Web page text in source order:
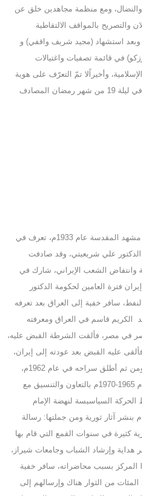
ومع منظمة مجاهدين خلق عن
والتصريح بالمواقف الالتقاطية
للمنظمة في عام 1975م، وبعد استشهاد (مجيد شريف واقفي) و
في قائمة تصفيات واغتيالات
وأخيراًلا تمّ التعرّف على هوية
(أندرزكو)، فاستشهد على يد السافاك في ليلة 19 من شهر رمضان المصادف
2- ولد جلال الدين الفارسي في مدينة مشهد المقدسة عام 1933م، تعرف في
علي شريعيتي، وقد صادفت
وانتفاض الشعب الإيراني، شارك في
فترة العامين لحكومة الدكتور
سافر خفية إلى العراق بعد تعرفه
على ثورة 14 تموز لعبد الكريم قاسم في العراق ومعرفته
في مصر، فألقت الشرطة القبض عليه،
عليه القبض بعد عودته إلى إيران،
وزجّه النظام في السجن (قزل قلعة)، ومن ثم أطلق سراحه في عام 1962م،
بذل (الفارسي) جهوداً كبيرة في الأعوام 1965-1970م بالتعاون والتنسيق مع
الحركة السياسيسة لنهضة الإمام
الخميني، وقام في الأعوام 1963-1970م بنشر آثار ثورية ومن جملتها: رسالة
كثيرة في سنوات القمع التي قام بها
هداية وإرشاد الشباب وجامعات شيراز،
المركز بسبب محاضراته، سافر خفية
المئات من الثوار هناك وإرسالهم إلى